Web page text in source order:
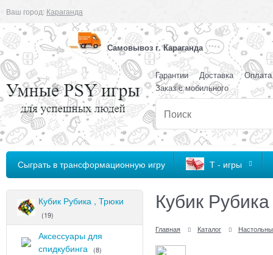
Ваш город: Караганда
Самовывоз г. Караганда
Гарантии Доставка
Оплата
Заказ с мобильного
Сыграть в трансформационную игру Т - игры
Кубик Рубика , Трюки
(19)
Аксессуары для
спидкубинга
(8)
Кубик
Главная Каталог